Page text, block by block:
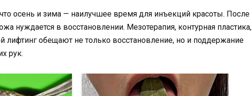
осень и зима — наилучшее время для инъекций красоты. После
нуждается в восстановлении. Мезотерапия, контурная пластика,
лифтинг обещают не только восстановление, но и поддержание
рук.